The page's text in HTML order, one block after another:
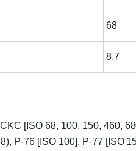
68
8,7
[ISO 68, 100, 150, 460,
P-76 [ISO 100], P-77 [ISO